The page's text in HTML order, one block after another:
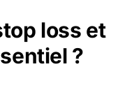
loss et
?